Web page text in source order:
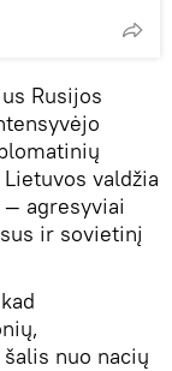
Rusijos
valdžia
agresyviai
ir sovietinį
nuo nacių